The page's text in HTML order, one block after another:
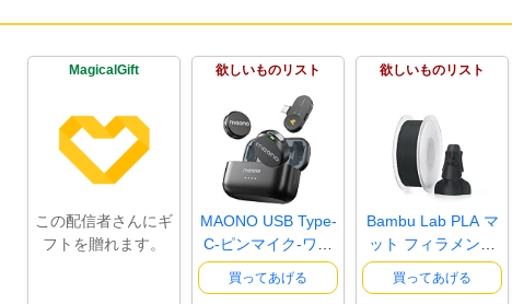
MagicalGift
この配信者さんにギ
フトを贈れます。
欲しいものリスト
MAONO USB Type-
C-ピンマイク-ワイ
ヤレスマイ..
買ってあげる
欲しいものリスト
Bambu Lab PLA マ
ット フィラメント
1.75mm ±0..
買ってあげる